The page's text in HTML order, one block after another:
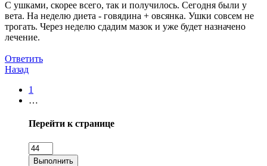
С ушками, скорее всего, так и получилось. Сегодня были у
вета. На неделю диета - говядина + овсянка. Ушки совсем не
трогать. Через неделю сдадим мазок и уже будет назначено
лечение.
Ответить
Назад
1
…
Перейти к странице
Выполнить